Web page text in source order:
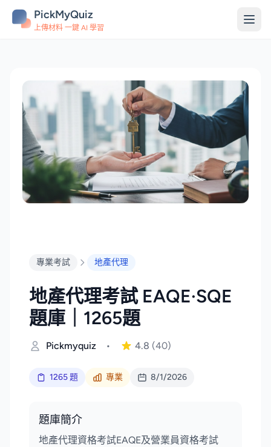
PickMyQuiz
上傳材料 一鍵 AI 學習
專業考試 地產代理
地產代理考試 EAQE·SQE
題庫｜1265題
Pickmyquiz • 4.8 (40)
1265 題 專業 8/1/2026
題庫簡介
地產代理資格考試EAQE及營業員資格考試